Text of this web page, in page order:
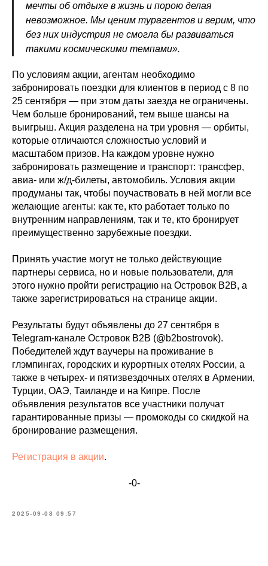
мечты об отдыхе в жизнь и порою делая
невозможное. Мы ценим турагентов и верим, что
без них индустрия не смогла бы развиваться
такими космическими темпами».
По условиям акции, агентам необходимо
забронировать поездки для клиентов в период с 8 по
25 сентября — при этом даты заезда не ограничены.
Чем больше бронирований, тем выше шансы на
выигрыш. Акция разделена на три уровня — орбиты,
которые отличаются сложностью условий и
масштабом призов. На каждом уровне нужно
забронировать размещение и транспорт: трансфер,
авиа- или ж/д-билеты, автомобиль. Условия акции
продуманы так, чтобы поучаствовать в ней могли все
желающие агенты: как те, кто работает только по
внутренним направлениям, так и те, кто бронирует
преимущественно зарубежные поездки.
Принять участие могут не только действующие
партнеры сервиса, но и новые пользователи, для
этого нужно пройти регистрацию на Островок В2В, а
также зарегистрироваться на странице акции.
Результаты будут объявлены до 27 сентября в
Telegram-канале Островок B2B (@b2bostrovok).
Победителей ждут ваучеры на проживание в
глэмпингах, городских и курортных отелях России, а
также в четырех- и пятизвездочных отелях в Армении,
Турции, ОАЭ, Таиланде и на Кипре. После
объявления результатов все участники получат
гарантированные призы — промокоды со скидкой на
бронирование размещения.
Регистрация в акции.
-0-
2025-09-08 09:57